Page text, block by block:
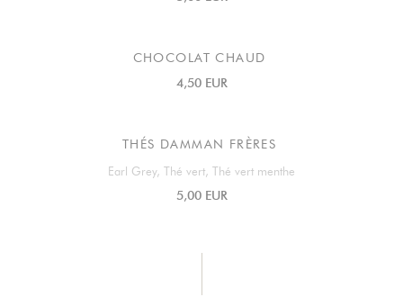
CHOCOLAT CHAUD
4,50 EUR
THÉS DAMMAN FRÈRES
Earl Grey, Thé vert, Thé vert menthe
5,00 EUR